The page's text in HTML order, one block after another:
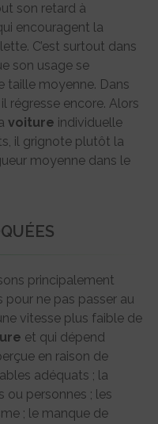
son retard à
encouragent la
C’est surtout dans
son usage se
taille moyenne. Dans
régresse encore. Alors
voiture individuelle
il grignote plutôt la
moyenne dans le
principalement
ne pas passer au
vitesse plus faible de
et qui dépend
en raison de
adéquats ; la
ou personnes ; les
; le manque de